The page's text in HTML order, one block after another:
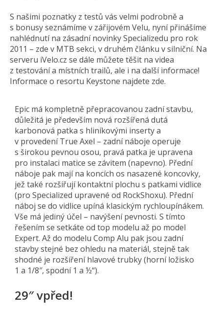
S našimi poznatky z testů vás velmi podrobně a
s bonusy seznámíme v zářijovém Velu, nyní přinášíme
nahlédnutí na zásadní novinky Specializedu pro rok
2011 – zde v MTB sekci, v druhém článku v silniční. Na
serveru iVelo.cz se dále můžete těšit na videa
z testování a místních trailů, ale i na další informace!
Informace o resortu Keystone najdete zde.
Epic má kompletně přepracovanou zadní stavbu,
důležitá je především nová rozšířená dutá
karbonová patka s hliníkovými inserty a
v provedení True Axel – zadní náboje operuje
s širokou pevnou osou, pravá patka je upravena
pro instalaci matice se závitem (napevno). Přední
náboje pak mají na koncích os nasazené koncovky,
jež také rozšiřují kontaktní plochu s patkami vidlice
(pro Specialized upravené od RockShoxu). Přední
náboj se do vidlice upíná klasickým rychloupínákem.
Vše má jediný účel – navýšení pevnosti. S tímto
řešením se setkáte od top modelu až po model
Expert. Až do modelu Comp Alu pak jsou zadní
stavby stejné bez ohledu na materiál, stejně tak
shodné je rozšíření hlavové trubky (horní ložisko
1 a 1/8″, spodní 1 a ½“).
29″ vpřed!